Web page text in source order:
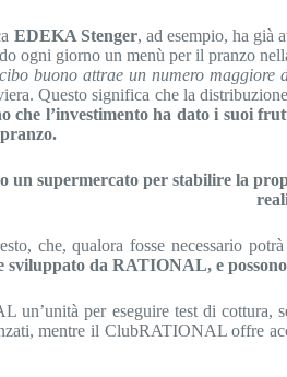
EDEKA Stenger, ad esempio, ha già
ogni giorno un menù per il pranzo
buono attrae un numero maggiore
Questo significa che la
che l’investimento ha dato i suoi
un supermercato per stabilire la
che, qualora fosse necessario
da RATIONAL, e
per eseguire test di
mentre il ClubRATIONAL offre